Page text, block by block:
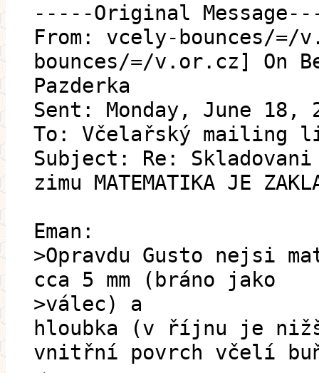
-----Original
From: vcely-bounces/
bounces/=/v.or.cz] On
Pazderka
Sent: Monday, June 18,
To: Včelařský mailing
Subject: Re:
zimu MATEMATIKA JE
Eman:
>Opravdu Gusto nejsi
cca 5 mm (bráno jako
>válec) a
hloubka (v říjnu je
vnitřní povrch včelí